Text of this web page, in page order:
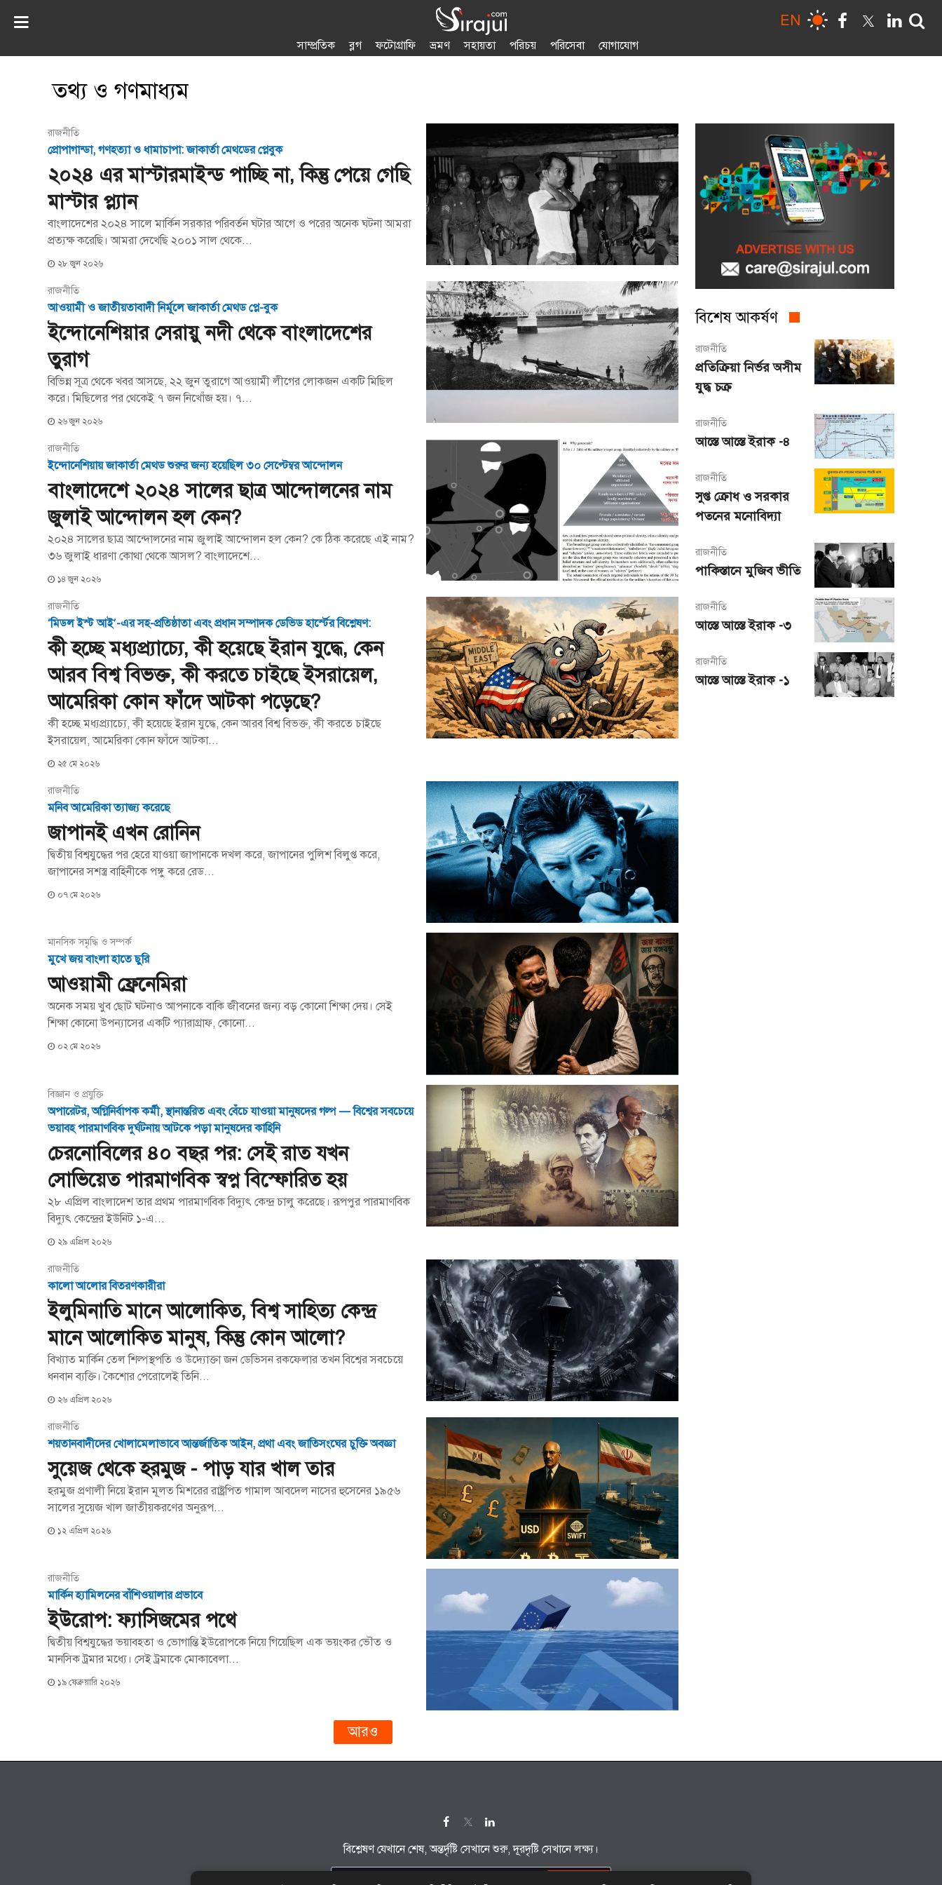
EN
সাম্প্রতিক ব্লগ ফটোগ্রাফি ভ্রমণ সহায়তা পরিচয় পরিসেবা যোগাযোগ
তথ্য ও গণমাধ্যম
রাজনীতি
প্রোপাগান্ডা, গণহত্যা ও ধামাচাপা: জাকার্তা মেথডের প্লেবুক
২০২৪ এর মাস্টারমাইন্ড পাচ্ছি না, কিন্তু পেয়ে গেছি
মাস্টার প্ল্যান
বাংলাদেশের ২০২৪ সালে মার্কিন সরকার পরিবর্তন ঘটার আগে ও পরের অনেক ঘটনা আমরা
প্রত্যক্ষ করেছি। আমরা দেখেছি ২০০১ সাল থেকে...
২৮ জুন ২০২৬
রাজনীতি
আওয়ামী ও জাতীয়তাবাদী নির্মূলে জাকার্তা মেথড প্লে-বুক
ইন্দোনেশিয়ার সেরায়ু নদী থেকে বাংলাদেশের
তুরাগ
বিভিন্ন সূত্র থেকে খবর আসছে, ২২ জুন তুরাগে আওয়ামী লীগের লোকজন একটি মিছিল
করে। মিছিলের পর থেকেই ৭ জন নিখোঁজ হয়। ৭...
২৬ জুন ২০২৬
রাজনীতি
ইন্দোনেশিয়ায় জাকার্তা মেথড শুরুর জন্য হয়েছিল ৩০ সেপ্টেম্বর আন্দোলন
বাংলাদেশে ২০২৪ সালের ছাত্র আন্দোলনের নাম
জুলাই আন্দোলন হল কেন?
২০২৪ সালের ছাত্র আন্দোলনের নাম জুলাই আন্দোলন হল কেন? কে ঠিক করেছে এই নাম?
৩৬ জুলাই ধারণা কোথা থেকে আসল? বাংলাদেশে...
১৪ জুন ২০২৬
রাজনীতি
‘মিডল ইস্ট আই’-এর সহ-প্রতিষ্ঠাতা এবং প্রধান সম্পাদক ডেভিড হার্স্টের বিশ্লেষণ:
কী হচ্ছে মধ্যপ্র্যাচ্যে, কী হয়েছে ইরান যুদ্ধে, কেন
আরব বিশ্ব বিভক্ত, কী করতে চাইছে ইসরায়েল,
আমেরিকা কোন ফাঁদে আটকা পড়েছে?
কী হচ্ছে মধ্যপ্র্যাচ্যে, কী হয়েছে ইরান যুদ্ধে, কেন আরব বিশ্ব বিভক্ত, কী করতে চাইছে
ইসরায়েল, আমেরিকা কোন ফাঁদে আটকা...
২৫ মে ২০২৬
রাজনীতি
মনিব আমেরিকা ত্যাজ্য করেছে
জাপানই এখন রোনিন
দ্বিতীয় বিশ্বযুদ্ধের পর হেরে যাওয়া জাপানকে দখল করে, জাপানের পুলিশ বিলুপ্ত করে,
জাপানের সশস্ত্র বাহিনীকে পঙ্গু করে রেড...
০৭ মে ২০২৬
মানসিক সমৃদ্ধি ও সম্পর্ক
মুখে জয় বাংলা হাতে ছুরি
আওয়ামী ফ্রেনেমিরা
অনেক সময় খুব ছোট ঘটনাও আপনাকে বাকি জীবনের জন্য বড় কোনো শিক্ষা দেয়। সেই
শিক্ষা কোনো উপন্যাসের একটি প্যারাগ্রাফ, কোনো...
০২ মে ২০২৬
বিজ্ঞান ও প্রযুক্তি
অপারেটর, অগ্নিনির্বাপক কর্মী, স্থানান্তরিত এবং বেঁচে যাওয়া মানুষদের গল্প — বিশ্বের সবচেয়ে
ভয়াবহ পারমাণবিক দুর্ঘটনায় আটকে পড়া মানুষদের কাহিনি
চেরনোবিলের ৪০ বছর পর: সেই রাত যখন
সোভিয়েত পারমাণবিক স্বপ্ন বিস্ফোরিত হয়
২৮ এপ্রিল বাংলাদেশ তার প্রথম পারমাণবিক বিদ্যুৎ কেন্দ্র চালু করেছে। রূপপুর পারমাণবিক
বিদ্যুৎ কেন্দ্রের ইউনিট ১-এ...
২৯ এপ্রিল ২০২৬
রাজনীতি
কালো আলোর বিতরণকারীরা
ইলুমিনাতি মানে আলোকিত, বিশ্ব সাহিত্য কেন্দ্র
মানে আলোকিত মানুষ, কিন্তু কোন আলো?
বিখ্যাত মার্কিন তেল শিল্পস্থপতি ও উদ্যোক্তা জন ডেভিসন রকফেলার তখন বিশ্বের সবচেয়ে
ধনবান ব্যক্তি। কৈশোর পেরোলেই তিনি...
২৬ এপ্রিল ২০২৬
রাজনীতি
শয়তানবাদীদের খোলামেলাভাবে আন্তর্জাতিক আইন, প্রথা এবং জাতিসংঘের চুক্তি অবজ্ঞা
সুয়েজ থেকে হরমুজ - পাড় যার খাল তার
হরমুজ প্রণালী নিয়ে ইরান মূলত মিশরের রাষ্ট্রপিত গামাল আবদেল নাসের হুসেনের ১৯৫৬
সালের সুয়েজ খাল জাতীয়করণের অনুরূপ...
১২ এপ্রিল ২০২৬
রাজনীতি
মার্কিন হ্যামিলনের বাঁশিওয়ালার প্রভাবে
ইউরোপ: ফ্যাসিজমের পথে
দ্বিতীয় বিশ্বযুদ্ধের ভয়াবহতা ও ভোগান্তি ইউরোপকে নিয়ে গিয়েছিল এক ভয়ংকর ভৌত ও
মানসিক ট্রমার মধ্যে। সেই ট্রমাকে মোকাবেলা...
১৯ ফেব্রুয়ারি ২০২৬
আরও
বিশেষ আকর্ষণ
রাজনীতি
প্রতিক্রিয়া নির্ভর অসীম
যুদ্ধ চক্র
রাজনীতি
আস্তে আস্তে ইরাক -৪
রাজনীতি
সুপ্ত ক্রোধ ও সরকার
পতনের মনোবিদ্যা
রাজনীতি
পাকিস্তানে মুজিব ভীতি
রাজনীতি
আস্তে আস্তে ইরাক -৩
রাজনীতি
আস্তে আস্তে ইরাক -১
বিশ্লেষণ যেখানে শেষ, অন্তর্দৃষ্টি সেখানে শুরু, দূরদৃষ্টি সেখানে লক্ষ্য।